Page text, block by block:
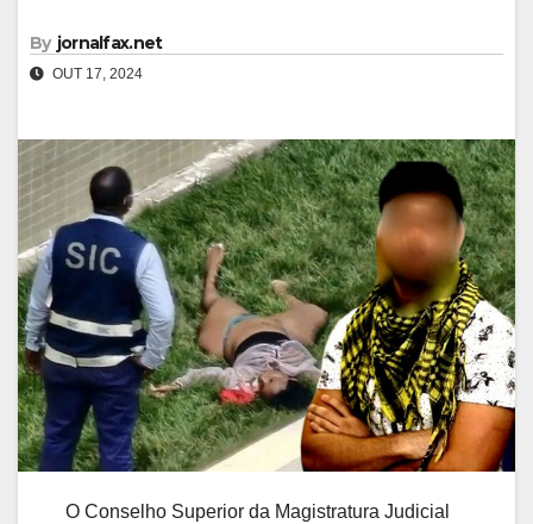
By jornalfax.net
OUT 17, 2024
O Conselho Superior da Magistratura Judicial